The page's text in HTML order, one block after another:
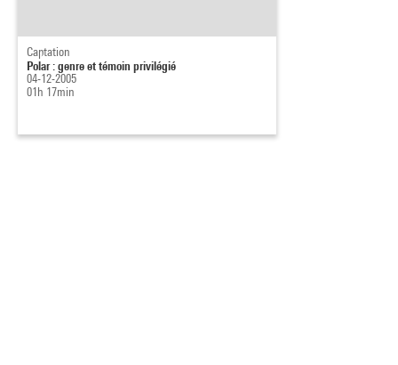
Captation
Polar : genre et témoin privilégié
04-12-2005
01h 17min